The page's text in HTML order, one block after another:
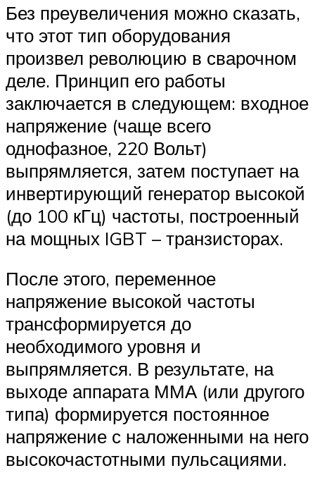
Без преувеличения можно сказать,
что этот тип оборудования
произвел революцию в сварочном
деле. Принцип его работы
заключается в следующем: входное
напряжение (чаще всего
однофазное, 220 Вольт)
выпрямляется, затем поступает на
инвертирующий генератор высокой
(до 100 кГц) частоты, построенный
на мощных IGBT – транзисторах.
После этого, переменное
напряжение высокой частоты
трансформируется до
необходимого уровня и
выпрямляется. В результате, на
выходе аппарата ММА (или другого
типа) формируется постоянное
напряжение с наложенными на него
высокочастотными пульсациями.